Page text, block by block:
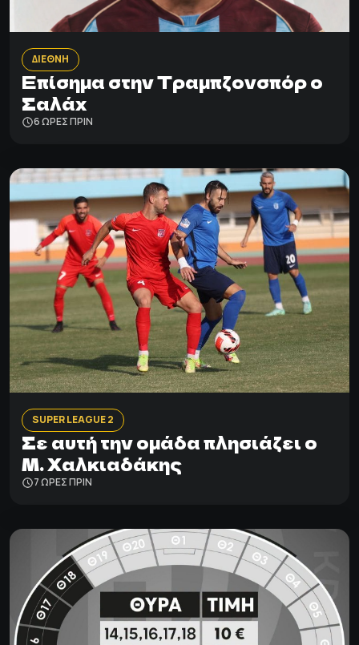
ΔΙΕΘΝΗ
Επίσημα στην Τραμπζονσπόρ o
Σαλάχ
6 ΩΡΕΣ ΠΡΙΝ
SUPER LEAGUE 2
Σε αυτή την ομάδα πλησιάζει ο
Μ. Χαλκιαδάκης
7 ΩΡΕΣ ΠΡΙΝ